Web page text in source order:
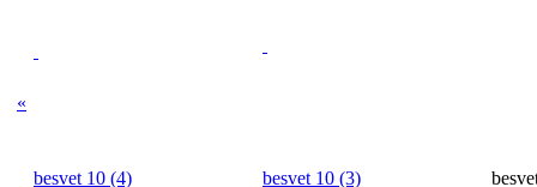
«
besvet 10 (4) besvet 10 (3)